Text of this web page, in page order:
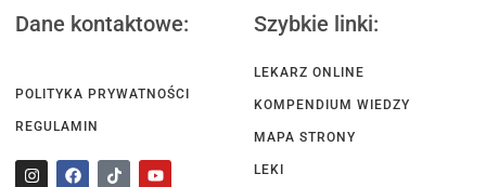
Dane kontaktowe:
POLITYKA PRYWATNOŚCI
REGULAMIN
Szybkie linki:
LEKARZ ONLINE
KOMPENDIUM WIEDZY
MAPA STRONY
LEKI